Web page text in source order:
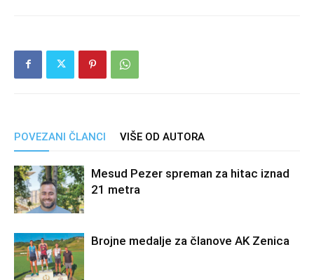
POVEZANI ČLANCI VIŠE OD AUTORA
Mesud Pezer spreman za hitac iznad
21 metra
Brojne medalje za članove AK Zenica